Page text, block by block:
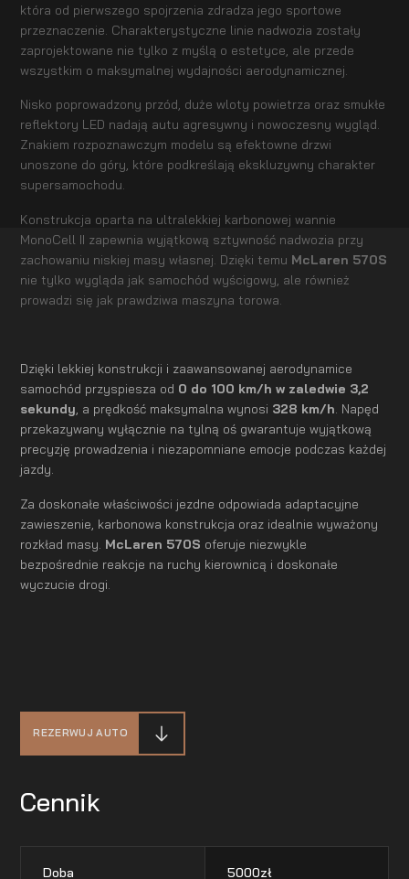
która od pierwszego spojrzenia zdradza jego sportowe
przeznaczenie. Charakterystyczne linie nadwozia zostały
zaprojektowane nie tylko z myślą o estetyce, ale przede
wszystkim o maksymalnej wydajności aerodynamicznej.
Nisko poprowadzony przód, duże wloty powietrza oraz smukłe
reflektory LED nadają autu agresywny i nowoczesny wygląd.
Znakiem rozpoznawczym modelu są efektowne drzwi
unoszone do góry, które podkreślają ekskluzywny charakter
supersamochodu.
Konstrukcja oparta na ultralekkiej karbonowej wannie
MonoCell II zapewnia wyjątkową sztywność nadwozia przy
zachowaniu niskiej masy własnej. Dzięki temu McLaren 570S
nie tylko wygląda jak samochód wyścigowy, ale również
prowadzi się jak prawdziwa maszyna torowa.
Dzięki lekkiej konstrukcji i zaawansowanej aerodynamice
samochód przyspiesza od 0 do 100 km/h w zaledwie 3,2
sekundy, a prędkość maksymalna wynosi 328 km/h. Napęd
przekazywany wyłącznie na tylną oś gwarantuje wyjątkową
precyzję prowadzenia i niezapomniane emocje podczas każdej
jazdy.
Za doskonałe właściwości jezdne odpowiada adaptacyjne
zawieszenie, karbonowa konstrukcja oraz idealnie wyważony
rozkład masy. McLaren 570S oferuje niezwykle
bezpośrednie reakcje na ruchy kierownicą i doskonałe
wyczucie drogi.
REZERWUJ AUTO
Cennik
Doba 5000zł